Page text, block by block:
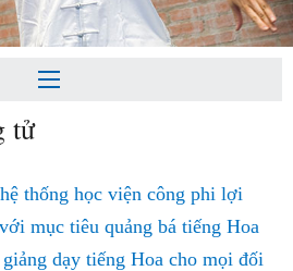
tử
thống học viện công phi lợi
mục tiêu quảng bá tiếng Hoa
dạy tiếng Hoa cho mọi đối